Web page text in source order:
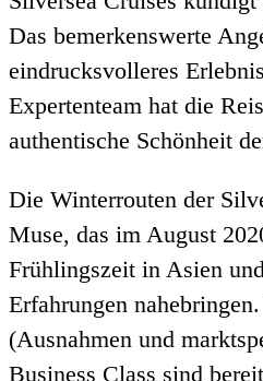
Das bemerkenswerte
eindrucksvolleres
Expertenteam hat die
authentische Schönheit
Die Winterrouten der
Muse, das im August
Frühlingszeit in Asien
Erfahrungen
(Ausnahmen und
Business Class sind